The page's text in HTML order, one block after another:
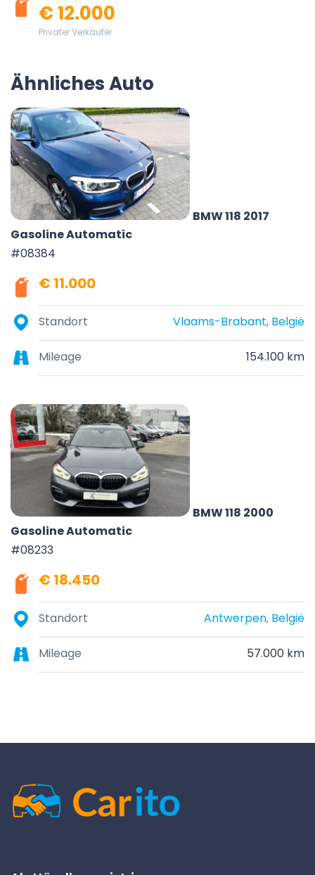
€ 12.000
Privater Verkäufer
Ähnliches Auto
BMW 118 2017
Gasoline Automatic
#08384
€ 11.000
Standort Vlaams-Brabant, België
Mileage 154.100 km
BMW 118 2000
Gasoline Automatic
#08233
€ 18.450
Standort Antwerpen, België
Mileage 57.000 km